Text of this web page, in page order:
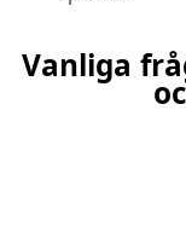
Vanliga